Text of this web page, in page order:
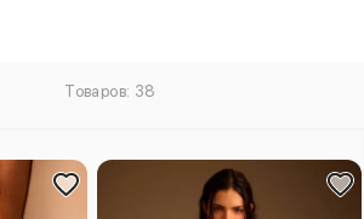
Товаров: 38